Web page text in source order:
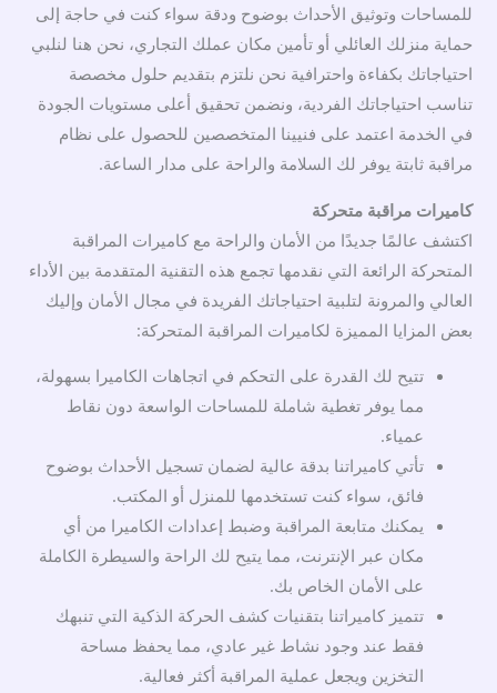
للمساحات وتوثيق الأحداث بوضوح ودقة سواء كنت في حاجة إلى
حماية منزلك العائلي أو تأمين مكان عملك التجاري، نحن هنا لنلبي
احتياجاتك بكفاءة واحترافية نحن نلتزم بتقديم حلول مخصصة
تناسب احتياجاتك الفردية، ونضمن تحقيق أعلى مستويات الجودة
في الخدمة اعتمد على فنيينا المتخصصين للحصول على نظام
مراقبة ثابتة يوفر لك السلامة والراحة على مدار الساعة.
كاميرات مراقبة متحركة
اكتشف عالمًا جديدًا من الأمان والراحة مع كاميرات المراقبة
المتحركة الرائعة التي نقدمها تجمع هذه التقنية المتقدمة بين الأداء
العالي والمرونة لتلبية احتياجاتك الفريدة في مجال الأمان وإليك
بعض المزايا المميزة لكاميرات المراقبة المتحركة:
تتيح لك القدرة على التحكم في اتجاهات الكاميرا بسهولة،
مما يوفر تغطية شاملة للمساحات الواسعة دون نقاط
عمياء.
تأتي كاميراتنا بدقة عالية لضمان تسجيل الأحداث بوضوح
فائق، سواء كنت تستخدمها للمنزل أو المكتب.
يمكنك متابعة المراقبة وضبط إعدادات الكاميرا من أي
مكان عبر الإنترنت، مما يتيح لك الراحة والسيطرة الكاملة
على الأمان الخاص بك.
تتميز كاميراتنا بتقنيات كشف الحركة الذكية التي تنبهك
فقط عند وجود نشاط غير عادي، مما يحفظ مساحة
التخزين ويجعل عملية المراقبة أكثر فعالية.